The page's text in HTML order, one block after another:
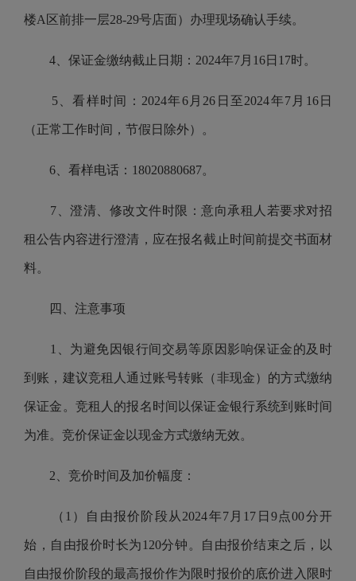
楼A区前排一层28-29号店面）办理现场确认手续。
4、保证金缴纳截止日期：2024年7月16日17时。
5、看样时间：2024年6月26日至2024年7月16日
（正常工作时间，节假日除外）。
6、看样电话：18020880687。
7、澄清、修改文件时限：意向承租人若要求对招
租公告内容进行澄清，应在报名截止时间前提交书面材
料。
四、注意事项
1、为避免因银行间交易等原因影响保证金的及时
到账，建议竞租人通过账号转账（非现金）的方式缴纳
保证金。竞租人的报名时间以保证金银行系统到账时间
为准。竞价保证金以现金方式缴纳无效。
2、竞价时间及加价幅度：
（1）自由报价阶段从2024年7月17日9点00分开
始，自由报价时长为120分钟。自由报价结束之后，以
自由报价阶段的最高报价作为限时报价的底价进入限时